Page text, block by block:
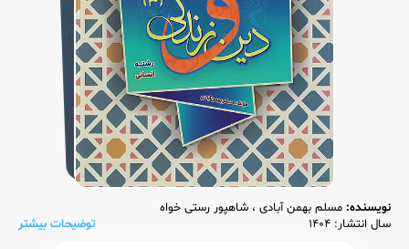
نویسنده: مسلم بهمن آبادی ، شاهپور رستی خواه
سال انتشار: 1404
توضیحات بیشتر